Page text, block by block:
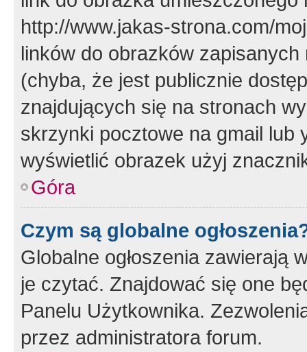
http://www.jakas-strona.com/
linków do obrazków
(chyba, że jest publicznie
znajdujących się na stronach
skrzynki pocztowe na gmail lub
wyświetlić obrazek użyj
Góra
Czym są globalne
Globalne ogłoszenia zawierają
je czytać. Znajdować się one
Panelu Użytkownika.
przez administratora forum.